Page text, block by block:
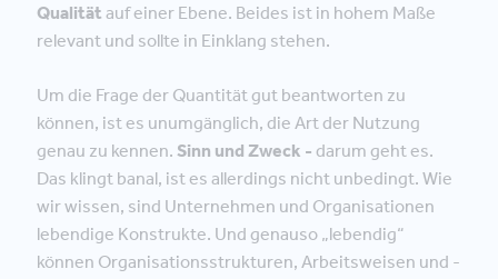
Qualität auf einer Ebene. Beides ist in hohem Maße
relevant und sollte in Einklang stehen.
Um die Frage der Quantität gut beantworten zu
können, ist es unumgänglich, die Art der Nutzung
genau zu kennen. Sinn und Zweck - darum geht es.
Das klingt banal, ist es allerdings nicht unbedingt. Wie
wir wissen, sind Unternehmen und Organisationen
lebendige Konstrukte. Und genauso „lebendig“
können Organisationsstrukturen, Arbeitsweisen und -